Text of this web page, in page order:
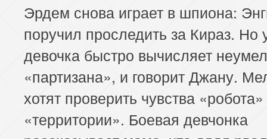
Эрдем снова играет в шпиона:
поручил проследить за Кираз. Но
девочка быстро вычисляет
«партизана», и говорит Джану.
хотят проверить чувства
«территории». Боевая девчонка